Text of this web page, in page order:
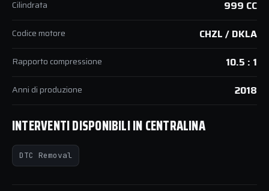
Cilindrata 999 CC
Codice motore CHZL / DKLA
Rapporto compressione 10.5 : 1
Anni di produzione 2018
INTERVENTI DISPONIBILI IN CENTRALINA
DTC Removal